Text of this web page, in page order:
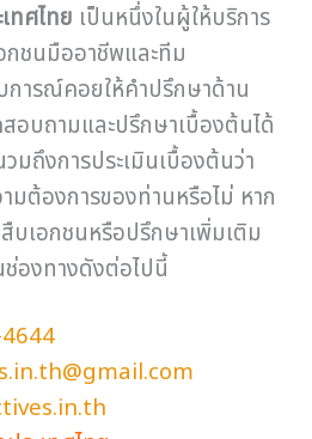
ทศไทย เป็นหนึ่งในผู้ให้บริการ
ชนมืออาชีพและทีม
การณ์คอยให้คำปรึกษาด้าน
อบถามและปรึกษาเบื้องต้นได้
มถึงการประเมินเบื้องต้นว่า
มต้องการของท่านหรือไม่ หาก
บเอกชนหรือปรึกษาเพิ่มเติม
องทางดังต่อไปนี้